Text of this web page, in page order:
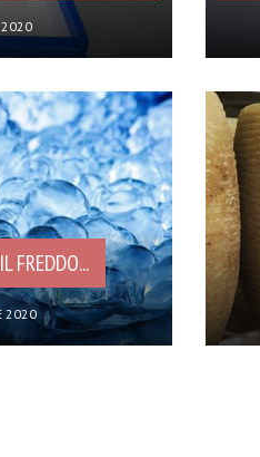
2020
FREDDO...
2020